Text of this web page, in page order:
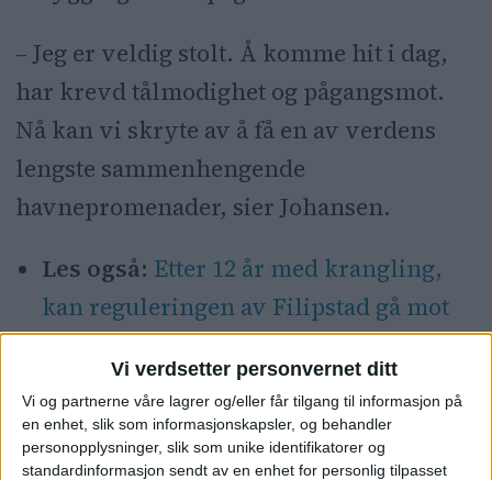
Vi verdsetter personvernet ditt
Vi og partnerne våre lagrer og/eller får tilgang til informasjon på
en enhet, slik som informasjonskapsler, og behandler
personopplysninger, slik som unike identifikatorer og
standardinformasjon sendt av en enhet for personlig tilpasset
– Jeg er veldig stolt. Å komme hit i dag,
har krevd tålmodighet og pågangsmot.
Nå kan vi skryte av å få en av verdens
lengste sammenhengende
havnepromenader, sier Johansen.
Les også: Etter 12 år med krangling,
kan reguleringen av Filipstad gå mot
slutten
500 meter langt lokk